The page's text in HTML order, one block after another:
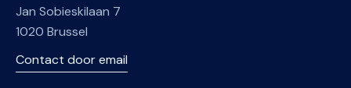
Jan Sobieskilaan 7
1020 Brussel
Contact door email